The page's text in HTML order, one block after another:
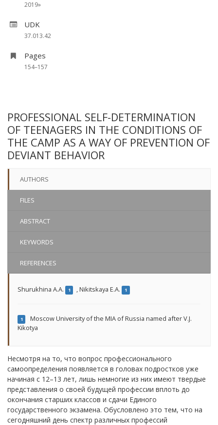
2019»
UDK
37.013.42
Pages
154–157
PROFESSIONAL SELF-DETERMINATION
OF TEENAGERS IN THE CONDITIONS OF
THE CAMP AS A WAY OF PREVENTION OF
DEVIANT BEHAVIOR
AUTHORS
FILES
ABSTRACT
KEYWORDS
REFERENCES
Shurukhina A.A. 1 ,Nikitskaya E.A. 1
1
Moscow University of the MIA of Russia named after V.J.
Kikotya
Несмотря на то, что вопрос профессионального
самоопределения появляется в головах подростков уже
начиная с 12–13 лет, лишь немногие из них имеют твердые
представления о своей будущей профессии вплоть до
окончания старших классов и сдачи Единого
государственного экзамена. Обусловлено это тем, что на
сегодняшний день спектр различных профессий